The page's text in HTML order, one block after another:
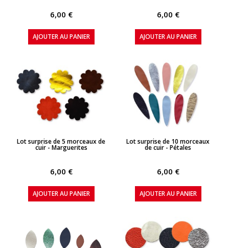
6,00 €
AJOUTER AU PANIER
6,00 €
AJOUTER AU PANIER
APERÇU RAPIDE
Lot surprise de 5 morceaux de
cuir - Marguerites
6,00 €
AJOUTER AU PANIER
APERÇU RAPIDE
Lot surprise de 10 morceaux
de cuir - Pétales
6,00 €
AJOUTER AU PANIER